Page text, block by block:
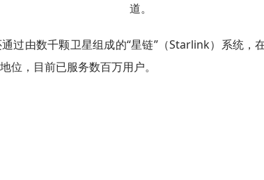
道。
过由数千颗卫星组成的“星链”（Starlink）系统，
位，目前已服务数百万用户。